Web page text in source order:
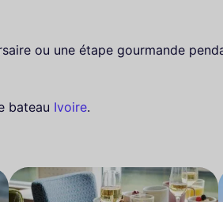
ou une étape gourmande
bateau Ivoire.